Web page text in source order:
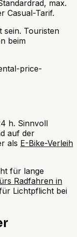
max.
Casual-Tarif.
sein. Touristen
beim
price-
h. Sinnvoll
auf der
als E-Bike-Verleih
für lange
Radfahren in
Lichtpflicht bei